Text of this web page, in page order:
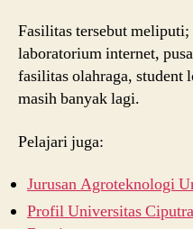
Fasilitas tersebut
laboratorium internet,
fasilitas olahraga, student
masih banyak lagi.
Pelajari juga:
Jurusan Agroteknologi
Profil Universitas